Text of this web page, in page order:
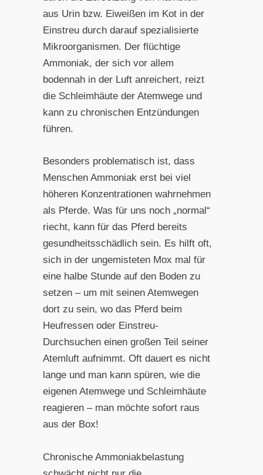
aus Urin bzw. Eiweißen im Kot in der
Einstreu durch darauf spezialisierte
Mikroorganismen. Der flüchtige
Ammoniak, der sich vor allem
bodennah in der Luft anreichert, reizt
die Schleimhäute der Atemwege und
kann zu chronischen Entzündungen
führen.
Besonders problematisch ist, dass
Menschen Ammoniak erst bei viel
höheren Konzentrationen wahrnehmen
als Pferde. Was für uns noch „normal“
riecht, kann für das Pferd bereits
gesundheitsschädlich sein. Es hilft oft,
sich in der ungemisteten Mox mal für
eine halbe Stunde auf den Boden zu
setzen – um mit seinen Atemwegen
dort zu sein, wo das Pferd beim
Heufressen oder Einstreu-
Durchsuchen einen großen Teil seiner
Atemluft aufnimmt. Oft dauert es nicht
lange und man kann spüren, wie die
eigenen Atemwege und Schleimhäute
reagieren – man möchte sofort raus
aus der Box!
Chronische Ammoniakbelastung